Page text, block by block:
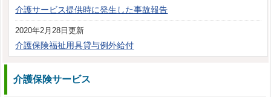
介護サービス提供時に発生した事故報告
2020年2月28日更新
介護保険福祉用具貸与例外給付
介護保険サービス